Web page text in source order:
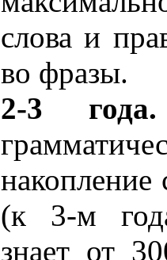
слова и
во фразы.
2-3 года.
накопление
(к 3-м
знает от